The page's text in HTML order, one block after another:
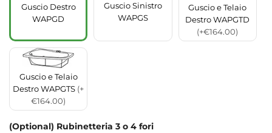
Guscio Destro
WAPGD
Guscio Sinistro
WAPGS
Guscio e Telaio
Destro WAPGTD
(+€164.00)
Guscio e Telaio
Destro WAPGTS (+
€164.00)
(Optional) Rubinetteria 3 o 4 fori